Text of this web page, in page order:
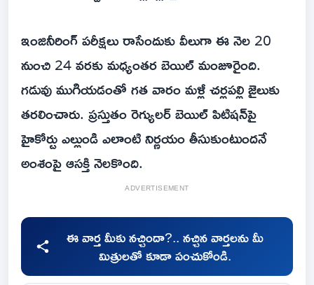
ఇంజినీరింగ్ పరీక్షలు రాసేందుకు వీలుగా ఈ నెల 20
నుంచి 24 వరకు మధ్యంతర బెయిల్ మంజూరైంది.
గడువు ముగియడంతో గత వారం మళ్లీ చర్లపల్లి జైలుకు
తరలించారు. ప్రస్తుతం రెగ్యులర్ బెయిల్ పిటిషన్‌పై
హైకోర్టు ఎల్లుండి ఎలాంటి నిర్ణయం తీసుకుంటుందనే
అంశంపై ఆసక్తి నెలకొంది.
ADVERTISEMENT
ఈ వార్త మీకు నచ్చిందా?.. నచ్చిన వార్తలను మీ
మిత్రులతో కూడా పంచుకోండి.